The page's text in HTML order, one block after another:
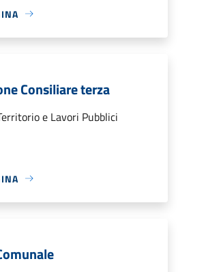
Consiliare terza
e Lavori Pubblici